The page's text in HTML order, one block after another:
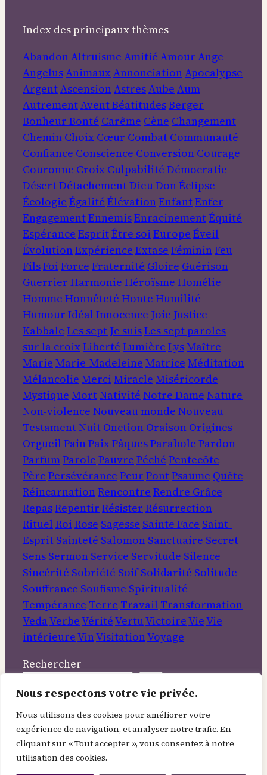
Nous respectons votre vie privée.
Nous utilisons des cookies pour améliorer votre
expérience de navigation, et analyser notre trafic. En
cliquant sur « Tout accepter », vous consentez à notre
utilisation des cookies.
Index des principaux thèmes
AbandonAltruisme Amitié Amour Ange
AngelusAnimauxAnnonciationApocalypse
ArgentAscensionAstresAube Aum
AutrementAventBéatitudesBerger
Bonheur Bonté Carême Cène Changement
Chemin Choix Cœur Combat Communauté
Confiance Conscience Conversion Courage
Couronne Croix Culpabilité Démocratie
DésertDétachementDieuDonÉclipse
Écologie Égalité ÉlévationEnfantEnfer
EngagementEnnemisEnracinementÉquité
Espérance EspritÊtre soi Europe Éveil
ÉvolutionExpérience Extase FémininFeu
FilsFoi Force Fraternité Gloire Guérison
Guerrier Harmonie Héroïsme Homélie
Homme Honnêteté Honte Humilité
Humour Idéal Innocence Joie Justice
Kabbale Les sept Je suisLes sept paroles
sur la croixLiberté Lumière LysMaître
Marie Marie-Madeleine Matrice Méditation
Mélancolie Merci Miracle Miséricorde
Mystique MortNativité Notre Dame Nature
Non-violence Nouveau monde Nouveau
TestamentNuit Onction Oraison Origines
Orgueil PainPaixPâquesParabole Pardon
ParfumParole Pauvre Péché Pentecôte
Père Persévérance Peur PontPsaume Quête
RéincarnationRencontre Rendre Grâce
RepasRepentir Résister Résurrection
Rituel Roi Rose Sagesse Sainte Face Saint-
Esprit Sainteté Salomon Sanctuaire Secret
Sens Sermon Service Servitude Silence
Sincérité Sobriété Soif Solidarité Solitude
Souffrance Soufisme Spiritualité
Tempérance Terre Travail Transformation
VedaVerbeVéritéVertuVictoireVieVie
intérieureVinVisitationVoyage
Rechercher
Informations
À Propos
Contact